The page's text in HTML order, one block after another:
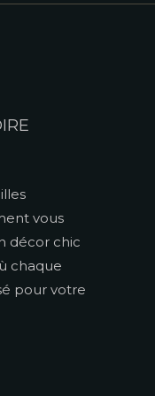
vous
décor chic
chaque
pour votre